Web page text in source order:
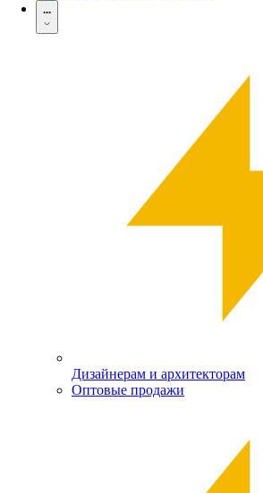
...
Дизайнерам и архитекторам
Оптовые продажи